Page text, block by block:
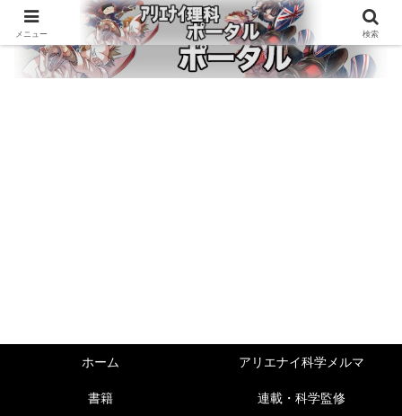
ホーム アリエナイ科学メルマ
書籍 連載・科学監修
メニュー 検索